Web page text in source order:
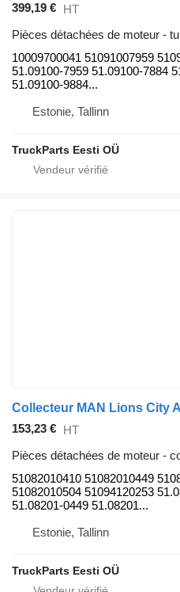
399,19 € HT
Pièces détachées de moteur -
10009700041 51091007959
51.09100-7959 51.09100-7884
51.09100-9884...
Estonie, Tallinn
TruckParts Eesti OÜ
153,23 € HT
Pièces détachées de moteur -
51082010410 51082010449
51082010504 51094120253
51.08201-0449 51.08201...
Estonie, Tallinn
TruckParts Eesti OÜ